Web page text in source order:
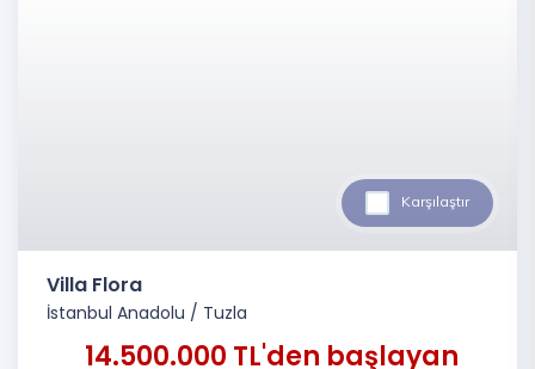
Karşılaştır
Villa Flora
İstanbul Anadolu / Tuzla
14.500.000 TL'den başlayan